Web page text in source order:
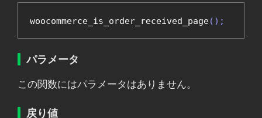
woocommerce_is_order_received_page();
パラメータ
この関数にはパラメータはありません。
戻り値